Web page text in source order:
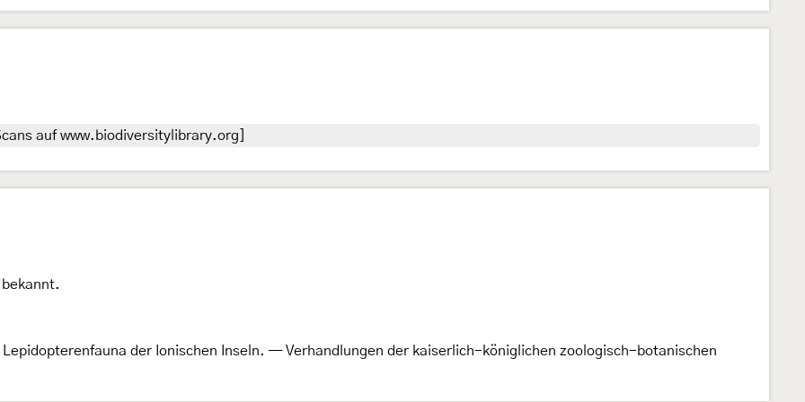
auf www.biodiversitylibrary.org]
der Ionischen Inseln. — Verhandlungen der kaiserlich-königlichen zoologisch-botanischen